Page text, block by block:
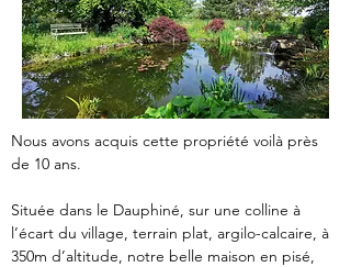
Nous avons acquis cette propriété voilà près
de 10 ans.
Située dans le Dauphiné, sur une colline à
l’écart du village, terrain plat, argilo-calcaire, à
350m d’altitude, notre belle maison en pisé,